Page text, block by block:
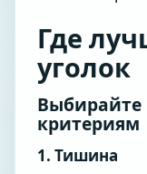
Где
уголок
Выбирайте
критериям
1. Тишина